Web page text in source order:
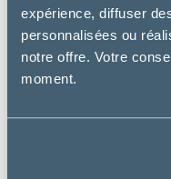
expérience, diffuser
personnalisées ou
notre offre. Votre
moment.